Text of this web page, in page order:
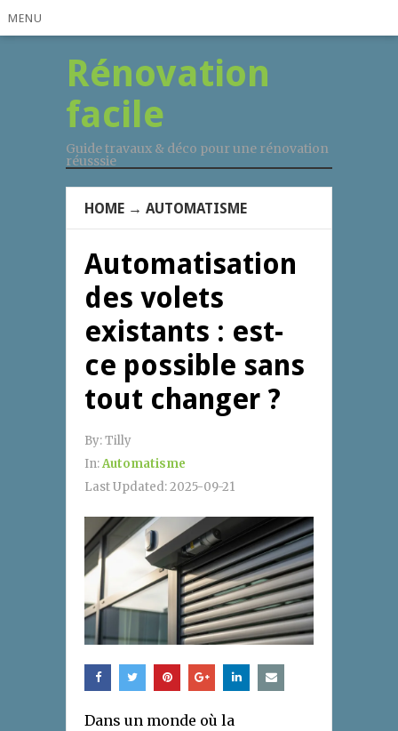
MENU
Rénovation
facile
Guide travaux & déco pour une rénovation
réusssie
HOME → AUTOMATISME
Automatisation
des volets
existants : est-
ce possible sans
tout changer ?
By:Tilly
In:Automatisme
Last Updated:2025-09-21
Dans un monde où la